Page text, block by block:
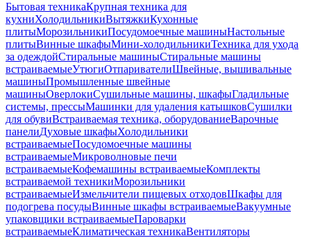
Бытовая техникаКрупная техника для
кухниХолодильникиВытяжкиКухонные
плитыМорозильникиПосудомоечные машиныНастольные
плитыВинные шкафыМини-холодильникиТехника для ухода
за одеждойСтиральные машиныСтиральные машины
встраиваемыеУтюгиОтпаривателиШвейные, вышивальные
машиныПромышленные швейные
машиныОверлокиСушильные машины, шкафыГладильные
системы, прессыМашинки для удаления катышковСушилки
для обувиВстраиваемая техника, оборудованиеВарочные
панелиДуховые шкафыХолодильники
встраиваемыеПосудомоечные машины
встраиваемыеМикроволновые печи
встраиваемыеКофемашины встраиваемыеКомплекты
встраиваемой техникиМорозильники
встраиваемыеИзмельчители пищевых отходовШкафы для
подогрева посудыВинные шкафы встраиваемыеВакуумные
упаковщики встраиваемыеПароварки
встраиваемыеКлиматическая техникаВентиляторы